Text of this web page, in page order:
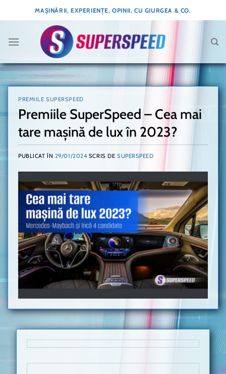
to
MAȘINĂRII, EXPERIENȚE, OPINII. CU GIURGEA & CO.
PREMIILE SUPERSPEED
Premiile SuperSpeed – Cea mai
tare mașină de lux în 2023?
PUBLICAT ÎN 29/01/2024 SCRIS DE SUPERSPEED